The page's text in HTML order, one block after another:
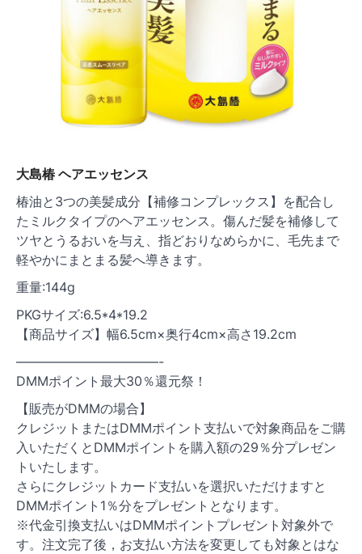
大島椿 ヘアエッセンス
椿油と3つの美髪成分【補修コンプレックス】を配合し
たミルクタイプのヘアエッセンス。傷んだ髪を補修して
ツヤとうるおいを与え、指どおりなめらかに、毛先まで
軽やかにまとまる髪へ導きます。
重量:144g
PKGサイズ:6.5*4*19.2
【商品サイズ】幅6.5cm×奥行4cm×高さ19.2cm
———————————-
DMMポイント最大30％還元祭！
【販売がDMMの場合】
クレジットまたはDMMポイント支払いで対象商品をご購
入いただくとDMMポイントを購入額の29％分プレゼン
トいたします。
さらにクレジットカード支払いを選択いただけますと
DMMポイント1％分をプレゼントとなります。
※代金引換支払いはDMMポイントプレゼント対象外で
す。注文完了後，お支払い方法を変更しても対象とはな